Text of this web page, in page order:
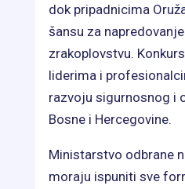
dok pripadnicima
šansu za
zrakoplovstvu.
liderima i
razvoju sigurnosnog i
Bosne i Hercegovine.
Ministarstvo odbrane
moraju ispuniti sve